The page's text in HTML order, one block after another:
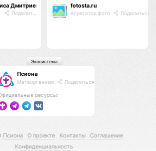
Дмитриевна
Поделиться
fotosta.ru
Агрегатор фото Поделиться
Псиона
Метаорганизм Поделиться
ресурсы:
Экосистема
Псиона О проекте Контакты
Соглашение
Конфиденциальность